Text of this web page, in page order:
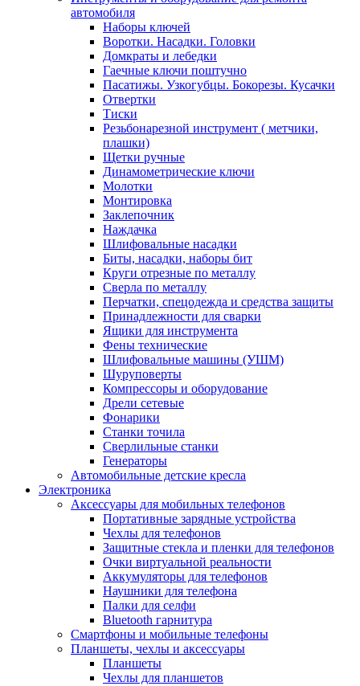
автомобиля
Наборы ключей
Воротки. Насадки. Головки
Домкраты и лебедки
Гаечные ключи поштучно
Пасатижы. Узкогубцы. Бокорезы. Кусачки
Отвертки
Тиски
Резьбонарезной инструмент ( метчики,
плашки)
Щетки ручные
Динамометрические ключи
Молотки
Монтировка
Заклепочник
Наждачка
Шлифовальные насадки
Биты, насадки, наборы бит
Круги отрезные по металлу
Сверла по металлу
Перчатки, спецодежда и средства защиты
Принадлежности для сварки
Ящики для инструмента
Фены технические
Шлифовальные машины (УШМ)
Шуруповерты
Компрессоры и оборудование
Дрели сетевые
Фонарики
Станки точила
Сверлильные станки
Генераторы
Автомобильные детские кресла
Электроника
Аксессуары для мобильных телефонов
Портативные зарядные устройства
Чехлы для телефонов
Защитные стекла и пленки для телефонов
Очки виртуальной реальности
Аккумуляторы для телефонов
Наушники для телефона
Палки для селфи
Bluetooth гарнитура
Смартфоны и мобильные телефоны
Планшеты, чехлы и аксессуары
Планшеты
Чехлы для планшетов